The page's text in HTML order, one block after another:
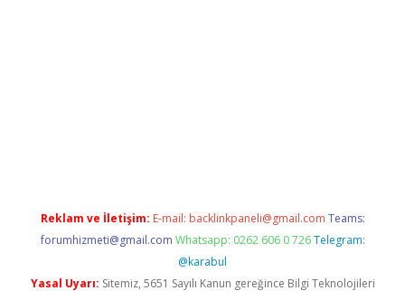
Reklam ve İletişim: E-mail: backlinkpaneli@gmail.com Teams:
forumhizmeti@gmail.com Whatsapp: 0262 606 0 726 Telegram:
@karabul
Yasal Uyarı: Sitemiz, 5651 Sayılı Kanun gereğince Bilgi Teknolojileri